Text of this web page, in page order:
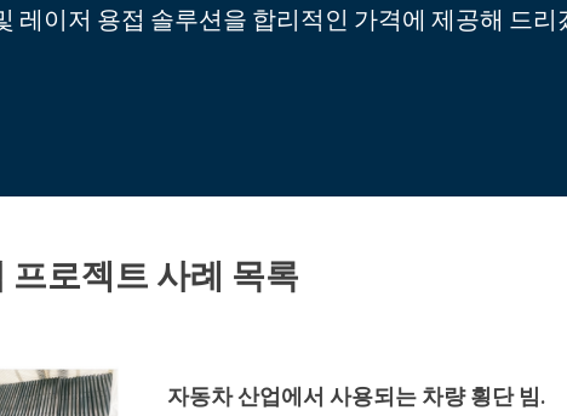
레이저 용접 솔루션을 합리적인 가격에 제공해 드리
프로젝트 사례 목록
자동차 산업에서 사용되는 차량 횡단 빔.